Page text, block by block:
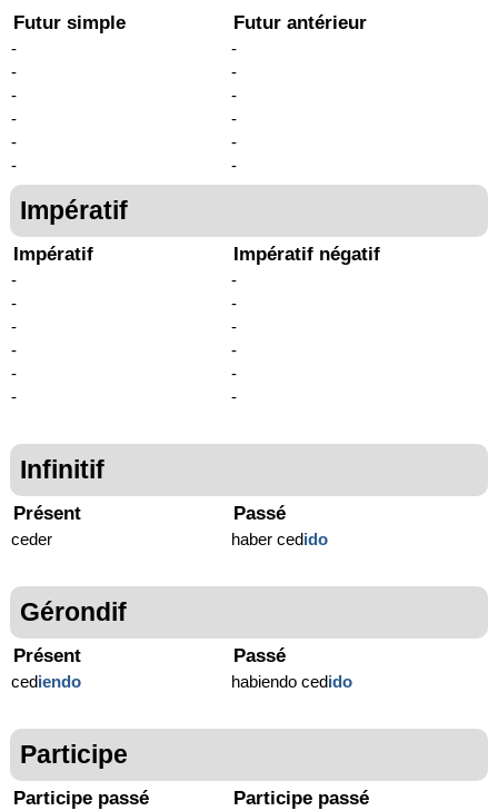
Futur simple
-
-
-
-
-
-
Futur antérieur
-
-
-
-
-
-
Impératif
Impératif
-
-
-
-
-
-
Impératif négatif
-
-
-
-
-
-
Infinitif
Présent
ceder
Passé
haber cedido
Gérondif
Présent
cediendo
Passé
habiendo cedido
Participe
Participe passé Participe passé